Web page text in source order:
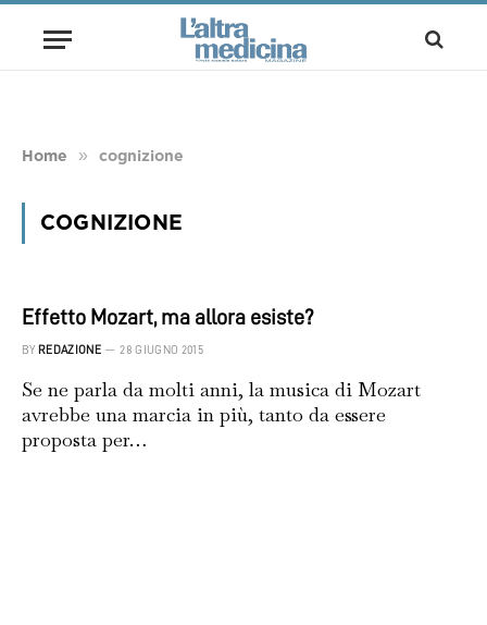
Home » cognizione
COGNIZIONE
Effetto Mozart, ma allora esiste?
BY REDAZIONE 28 GIUGNO 2015
Se ne parla da molti anni, la musica di Mozart
avrebbe una marcia in più, tanto da essere
proposta per…